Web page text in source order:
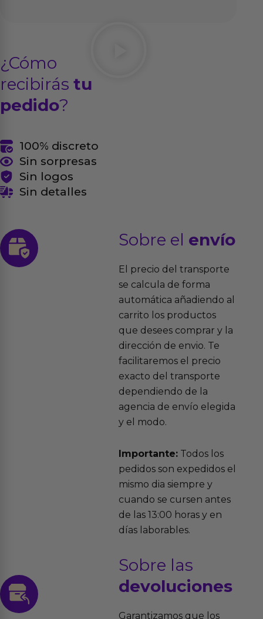
¿Cómo
recibirás tu
pedido?
100% discreto
Sin sorpresas
Sin logos
Sin detalles
Sobre el envío
El precio del transporte
se calcula de forma
automática añadiendo al
carrito los productos
que desees comprar y la
dirección de envio. Te
facilitaremos el precio
exacto del transporte
dependiendo de la
agencia de envío elegida
y el modo.
Importante:Todos los
pedidos son expedidos el
mismo dia siempre y
cuando se cursen antes
de las 13:00 horas y en
días laborables.
Sobre las
devoluciones
Garantizamos que los